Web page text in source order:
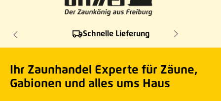
Schnelle Lieferung
Ihr Zaunhandel Experte für Zäune,
Gabionen und alles ums Haus